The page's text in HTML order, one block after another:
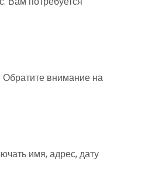
внимание на
имя, адрес, дату